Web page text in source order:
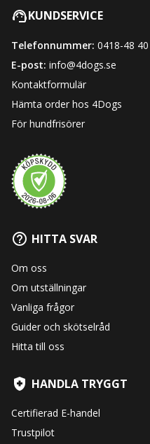
KUNDSERVICE
Telefonnummer: 0418-48
E-post: info@4dogs.se
Kontaktformulär
Hämta order hos 4Dogs
För hundfrisörer
HITTA SVAR
Om oss
Om utställningar
Vanliga frågor
Guider och skötselråd
Hitta till oss
HANDLA TRYGGT
Certifierad E-handel
Trustpilot